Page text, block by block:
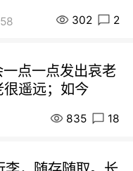
302 2
点一点发出哀老
遥远；如今
835 18